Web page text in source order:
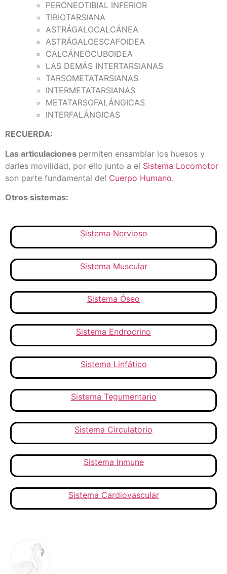
PERONEOTIBIAL INFERIOR
TIBIOTARSIANA
ASTRÁGALOCALCÁNEA
ASTRÁGALOESCAFOIDEA
CALCÁNEOCUBOIDEA
LAS DEMÁS INTERTARSIANAS
TARSOMETATARSIANAS
INTERMETATARSIANAS
METATARSOFALÁNGICAS
INTERFALÁNGICAS
RECUERDA:
Las articulaciones permiten ensamblar los huesos y
darles movilidad, por ello junto a el Sistema Locomotor
son parte fundamental del Cuerpo Humano.
Otros sistemas:
Sistema Nervioso
Sistema Muscular
Sistema Óseo
Sistema Endrocrino
Sistema Linfático
Sistema Tegumentario
Sistema Circulatorio
Sistema Inmune
Sistema Cardiovascular